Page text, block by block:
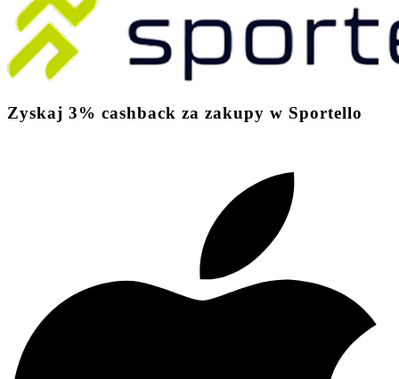
Zyskaj 3% cashback za zakupy w Sportello